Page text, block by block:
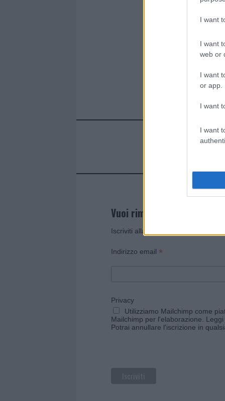
I want
I want
web or
I want
or app.
I want
I want
Vuoi rimanere sempre
Iscriviti alla newsletter di Gallura
Indirizzo email *
Privacy
Utilizziamo Mailchimp come
Mailchimp per l'elaborazione.
Potrai annullare l'iscrizione in